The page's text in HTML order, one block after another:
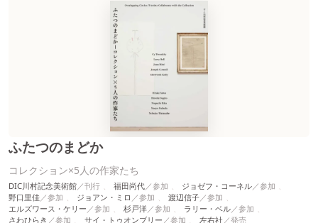
ふたつのまどか
コレクション×5人の作家たち
DIC川村記念美術館 福田尚代
ジョゼフ・コーネル
野口里佳
ジョアン・ミロ
渡辺信子
エルズワース・ケリー
杉戸洋
ラリー・ベル
さわひらき
サイ・トゥオンブリー
左右社